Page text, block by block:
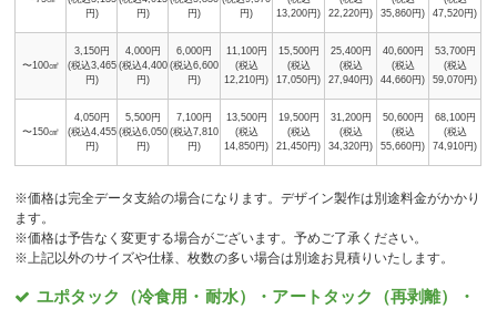
円)
円)
円)
円)
13,200円)
22,220円)
35,860円)
47,520円)
〜100㎠
3,150円
(税込3,465
円)
4,000円
(税込4,400
円)
6,000円
(税込6,600
円)
11,100円
(税込
12,210円)
15,500円
(税込
17,050円)
25,400円
(税込
27,940円)
40,600円
(税込
44,660円)
53,700円
(税込
59,070円)
〜150㎠
4,050円
(税込4,455
円)
5,500円
(税込6,050
円)
7,100円
(税込7,810
円)
13,500円
(税込
14,850円)
19,500円
(税込
21,450円)
31,200円
(税込
34,320円)
50,600円
(税込
55,660円)
68,100円
(税込
74,910円)
※価格は完全データ支給の場合になります。デザイン製作は別途料金がかかり
ます。
※価格は予告なく変更する場合がございます。予めご了承ください。
※上記以外のサイズや仕様、枚数の多い場合は別途お見積りいたします。
ユポタック（冷食用・耐水）・アートタック（再剥離）・